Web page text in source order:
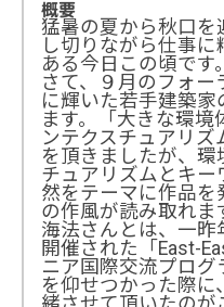
概要
猛暑の夏から秋口を
し切りながら仕事
ある今日この頃です。
さて、９月のフォー
に輝いた若手建築
ます。「大きな環境
ンテクスチュアリズ
を頂きましたが、
チュアリズムとキー
然をテーマに作品を
の作風が読み取れま
海法さんとは、一昨
開催された「East-
ニア国際交流プログ
を仰せつかった際に